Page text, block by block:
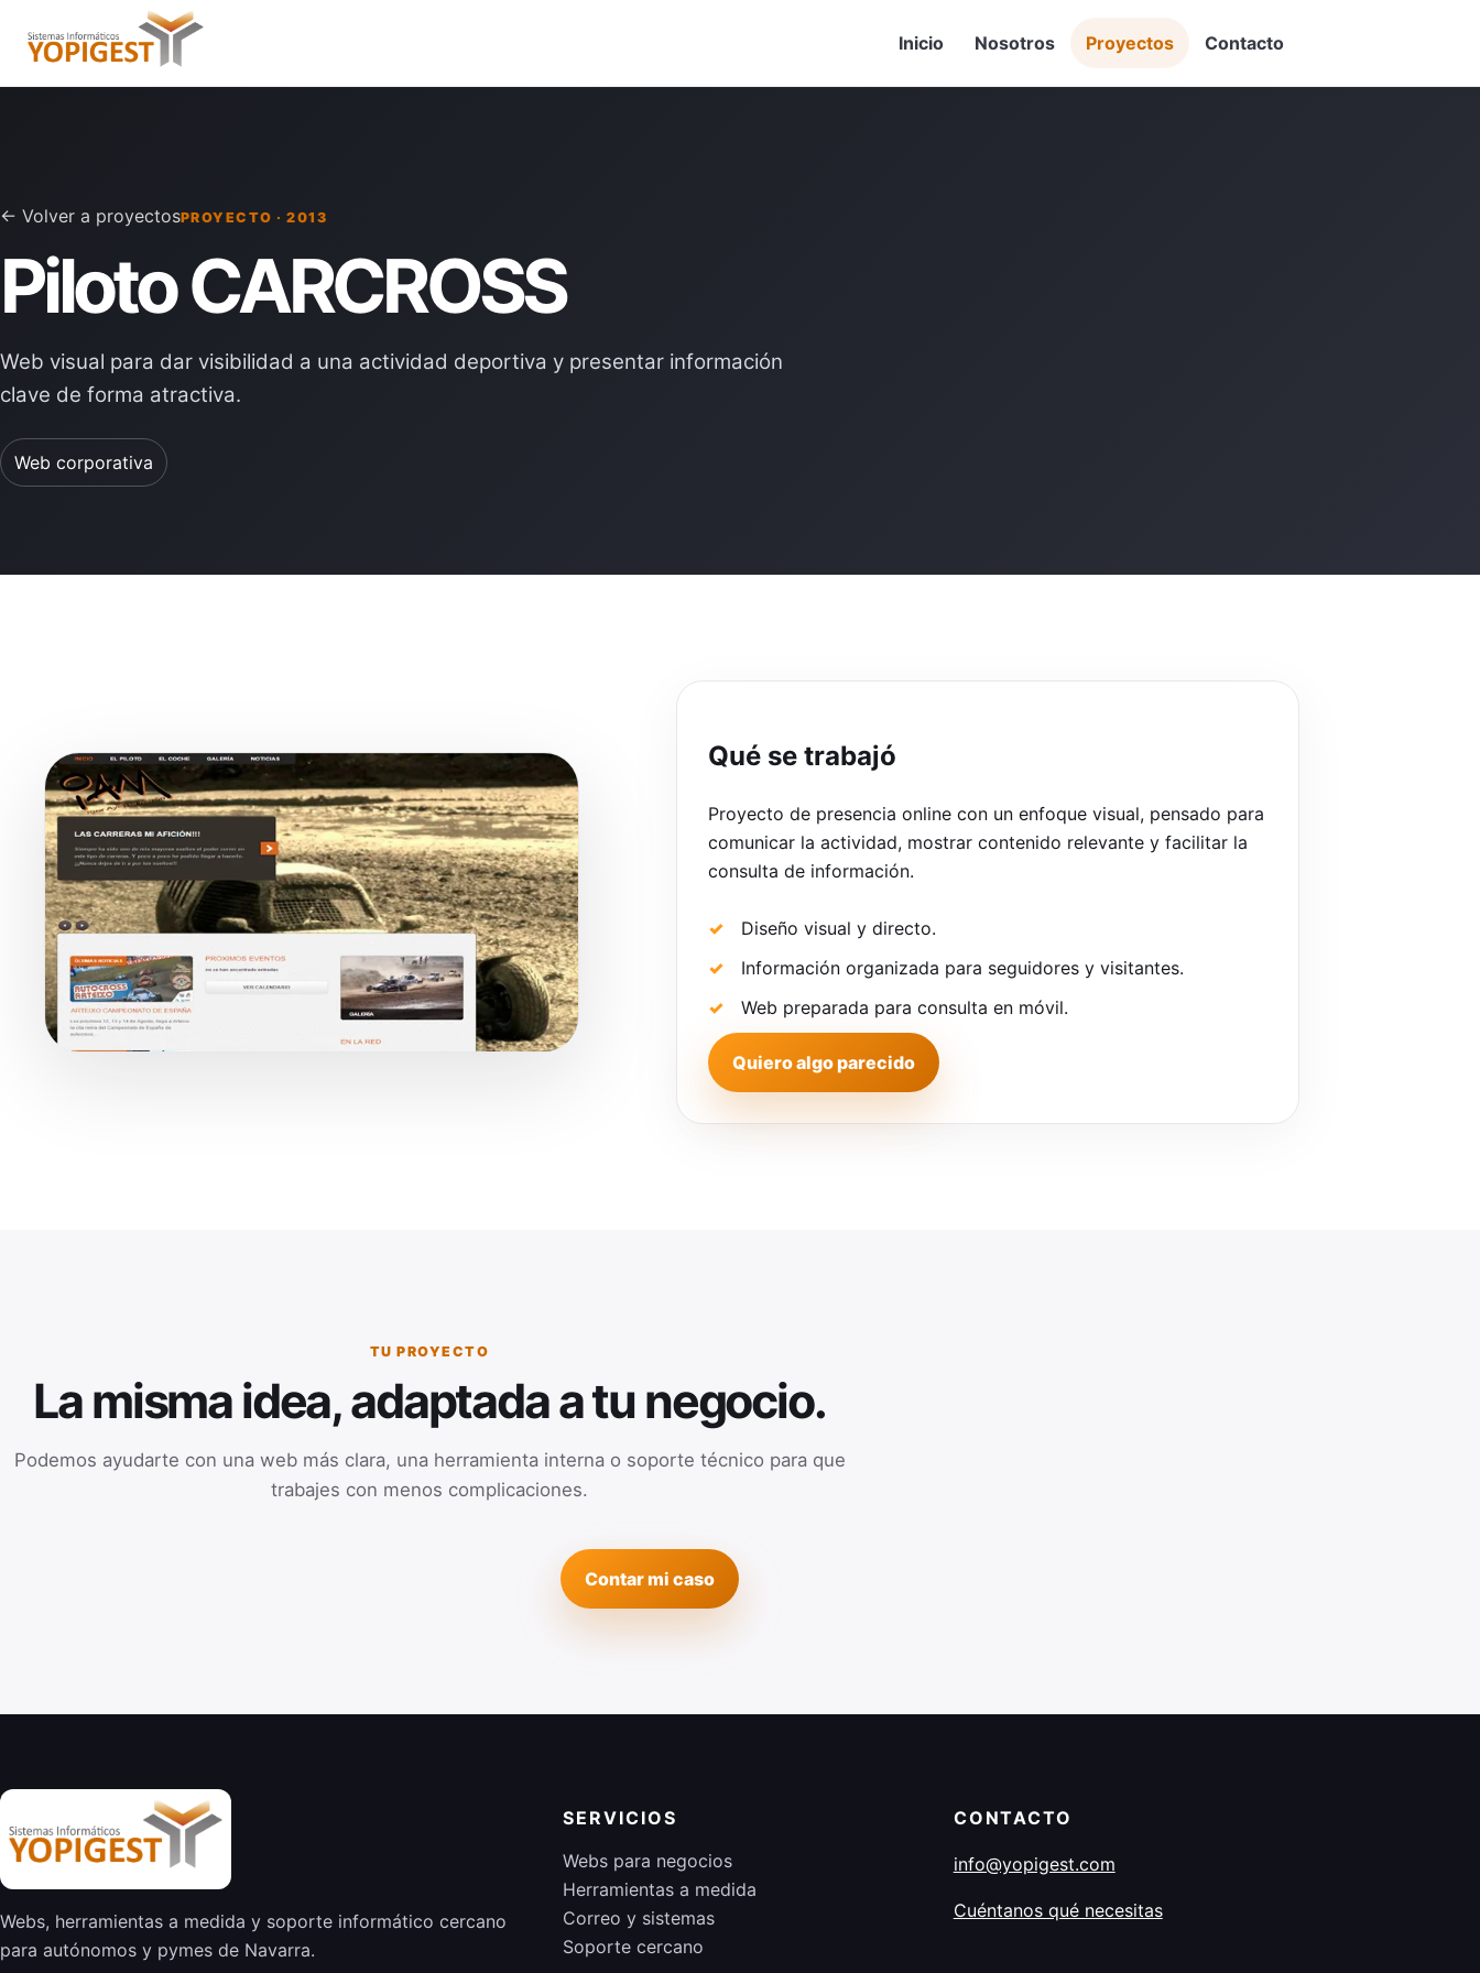
Inicio Nosotros Proyectos Contacto
← Volver a proyectosPROYECTO · 2013
Piloto CARCROSS
Web visual para dar visibilidad a una actividad deportiva y presentar información
clave de forma atractiva.
Web corporativa
Qué se trabajó
Proyecto de presencia online con un enfoque visual, pensado para
comunicar la actividad, mostrar contenido relevante y facilitar la
consulta de información.
Diseño visual y directo.
Información organizada para seguidores y visitantes.
Web preparada para consulta en móvil.
Quiero algo parecido
TU PROYECTO
La misma idea, adaptada a tu negocio.
Podemos ayudarte con una web más clara, una herramienta interna o soporte técnico para que
trabajes con menos complicaciones.
Contar mi caso
Webs, herramientas a medida y soporte informático cercano
para autónomos y pymes de Navarra.
SERVICIOS
Webs para negocios
Herramientas a medida
Correo y sistemas
Soporte cercano
CONTACTO
info@yopigest.com
Cuéntanos qué necesitas